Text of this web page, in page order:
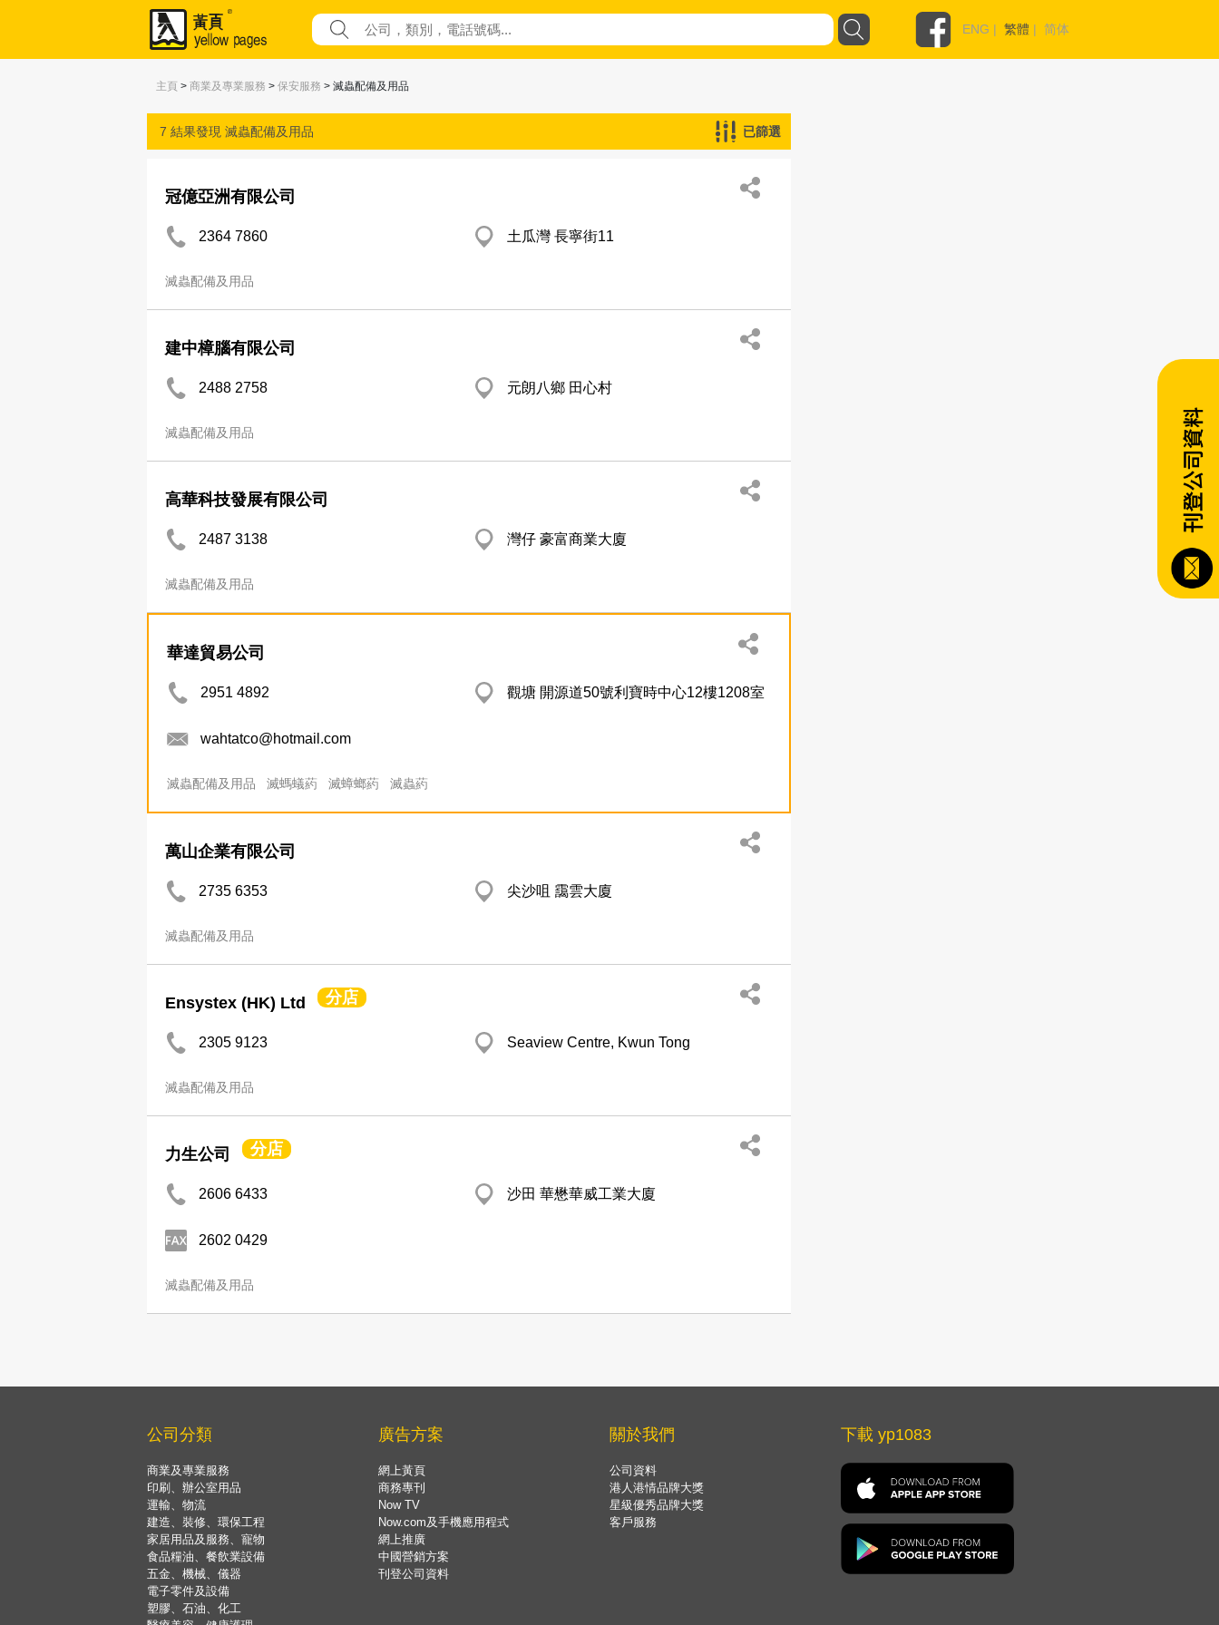
ENG | 繁體 | 简体
主頁 > 商業及專業服務 > 保安服務 > 滅蟲配備及用品
7 結果發現 滅蟲配備及用品 已篩選
冠億亞洲有限公司
2364 7860 土瓜灣 長寧街11
滅蟲配備及用品
建中樟腦有限公司
2488 2758 元朗八鄉 田心村
滅蟲配備及用品
高華科技發展有限公司
2487 3138 灣仔 豪富商業大廈
滅蟲配備及用品
華達貿易公司
2951 4892 觀塘 開源道50號利寶時中心12樓1208室
wahtatco@hotmail.com
滅蟲配備及用品 滅螞蟻葯 滅蟑螂葯 滅蟲葯
萬山企業有限公司
2735 6353 尖沙咀 靄雲大廈
滅蟲配備及用品
Ensystex (HK) Ltd 分店
2305 9123 Seaview Centre, Kwun Tong
滅蟲配備及用品
力生公司 分店
2606 6433 沙田 華懋華威工業大廈
2602 0429
滅蟲配備及用品
公司分類
商業及專業服務
印刷、辦公室用品
運輸、物流
建造、裝修、環保工程
家居用品及服務、寵物
食品糧油、餐飲業設備
五金、機械、儀器
電子零件及設備
塑膠、石油、化工
廣告方案
網上黃頁
商務專刊
Now TV
Now.com及手機應用程式
網上推廣
中國營銷方案
刊登公司資料
關於我們
公司資料
港人港情品牌大獎
星級優秀品牌大獎
客戶服務
下載 yp1083